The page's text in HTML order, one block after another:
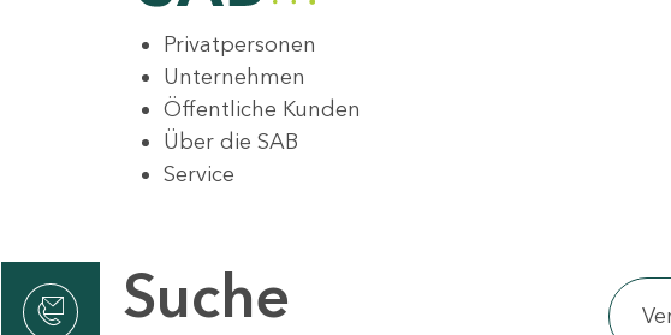
Privatpersonen
Unternehmen
Öffentliche Kunden
Über die SAB
Service
Suche